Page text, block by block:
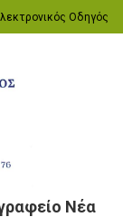
Οδηγός
Νέα